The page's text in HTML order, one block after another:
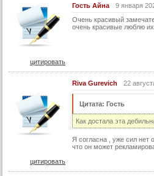
26 серия
26 серия (суб)
27 серия
27 серия (суб)
28 серия (суб)
29 серия
29 серия (суб)
30 серия (суб)
Гость Айна
9 января
Очень красивый
очень красивые люблю
цитировать
Riva Gurevich 22
Цитата: Гость
Как достала эта
Я согласна , уже сил нет
что он может
цитировать